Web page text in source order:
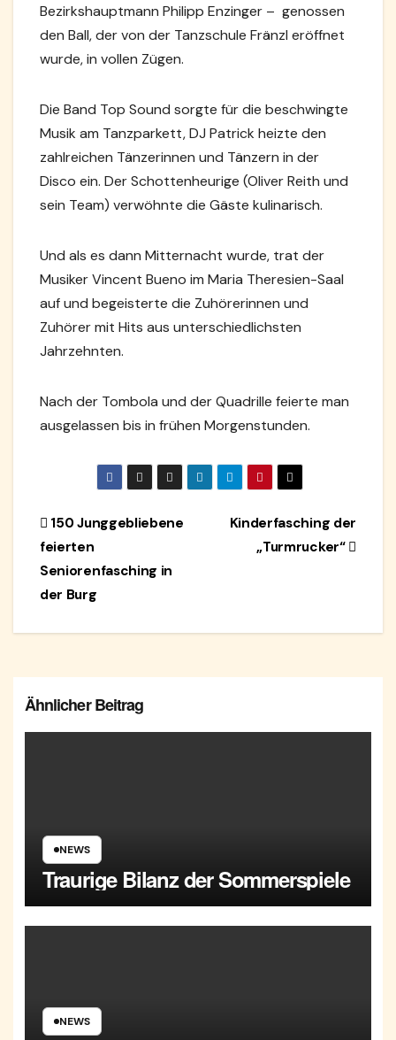
Bezirkshauptmann Philipp Enzinger – genossen
den Ball, der von der Tanzschule Fränzl eröffnet
wurde, in vollen Zügen.
Die Band Top Sound sorgte für die beschwingte
Musik am Tanzparkett, DJ Patrick heizte den
zahlreichen Tänzerinnen und Tänzern in der
Disco ein. Der Schottenheurige (Oliver Reith und
sein Team) verwöhnte die Gäste kulinarisch.
Und als es dann Mitternacht wurde, trat der
Musiker Vincent Bueno im Maria Theresien-Saal
auf und begeisterte die Zuhörerinnen und
Zuhörer mit Hits aus unterschiedlichsten
Jahrzehnten.
Nach der Tombola und der Quadrille feierte man
ausgelassen bis in frühen Morgenstunden.
BeitragsnavigationKinderfasching der
„Turmrucker“
150 Junggebliebene
feierten
Seniorenfasching in
der Burg
Ähnlicher Beitrag
NEWS
Traurige Bilanz der Sommerspiele
NEWS